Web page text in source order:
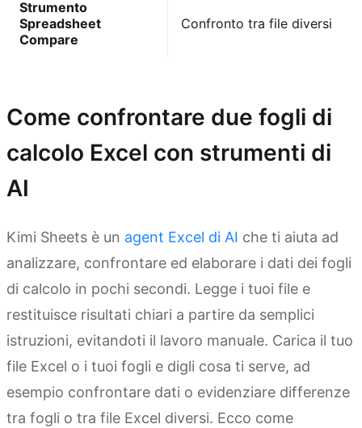
Strumento
Spreadsheet
Compare
Confronto tra file diversi
Come confrontare due fogli di
calcolo Excel con strumenti di
AI
Kimi Sheets è un agent Excel di AI che ti aiuta ad
analizzare, confrontare ed elaborare i dati dei fogli
di calcolo in pochi secondi. Legge i tuoi file e
restituisce risultati chiari a partire da semplici
istruzioni, evitandoti il lavoro manuale. Carica il tuo
file Excel o i tuoi fogli e digli cosa ti serve, ad
esempio confrontare dati o evidenziare differenze
tra fogli o tra file Excel diversi. Ecco come